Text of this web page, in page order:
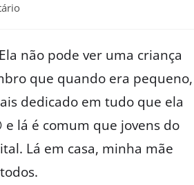
não pode ver uma criança
que quando era pequeno,
dedicado em tudo que ela
e lá é comum que jovens do
Lá em casa, minha mãe